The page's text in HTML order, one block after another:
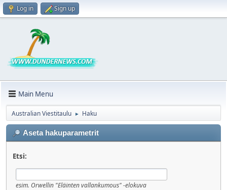
Log in Sign up
Main Menu
Australian Viestitaulu ► Haku
Aseta hakuparametrit
Etsi:
esim. Orwellin "Eläinten vallankumous" -elokuva